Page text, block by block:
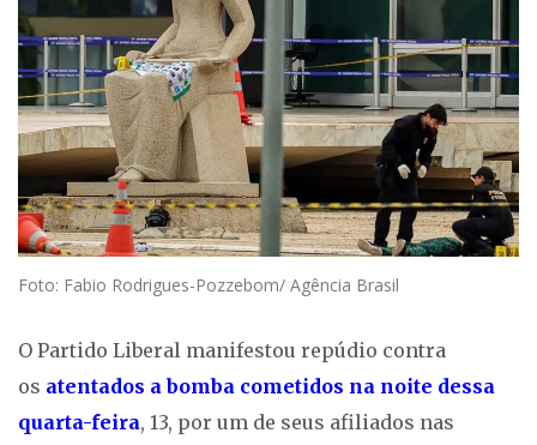
Foto: Fabio Rodrigues-Pozzebom/ Agência Brasil
O Partido Liberal manifestou repúdio contra
os atentados a bomba cometidos na noite dessa
quarta-feira, 13, por um de seus afiliados nas